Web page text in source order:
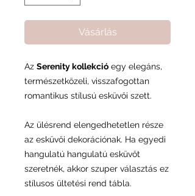
Vásárlás
Az Serenity kollekció egy elegáns,
természetközeli, visszafogottan
romantikus stílusú esküvői szett.
Az ülésrend elengedhetetlen része
az esküvői dekorációnak. Ha egyedi
hangulatú hangulatú esküvőt
szeretnék, akkor szuper választás ez
stílusos ültetési rend tábla.